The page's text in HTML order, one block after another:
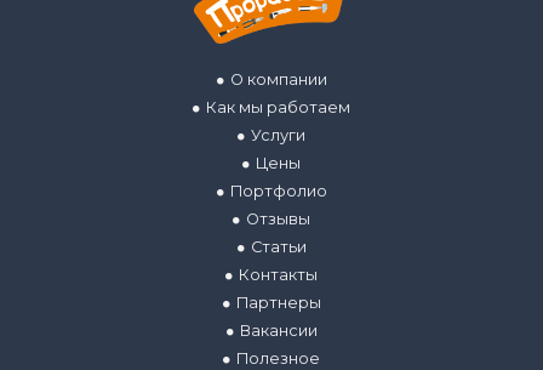
О компании
Как мы работаем
Услуги
Цены
Портфолио
Отзывы
Статьи
Контакты
Партнеры
Вакансии
Полезное